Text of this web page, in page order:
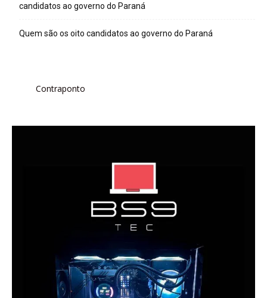
candidatos ao governo do Paraná
Quem são os oito candidatos ao governo do Paraná
Contraponto